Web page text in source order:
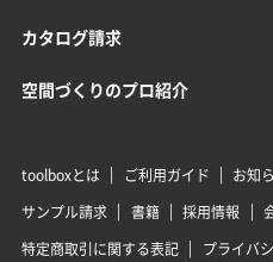
カタログ請求
空間づくりのプロ紹介
toolboxとは ご利用ガイド お知
サンプル請求
書籍 採用情報
特定商取引に関する表記
プライバ